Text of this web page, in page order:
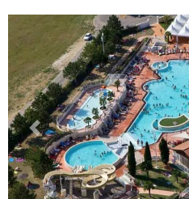
Vorige